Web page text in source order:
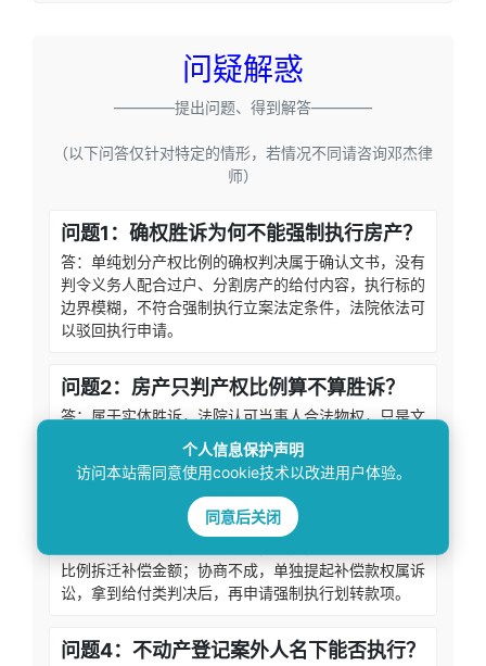
问疑解惑
————提出问题、得到解答————
（以下问答仅针对特定的情形，若情况不同请咨询邓杰律
师）
问题1：确权胜诉为何不能强制执行房产？
答：单纯划分产权比例的确权判决属于确认文书，没有
判令义务人配合过户、分割房产的给付内容，执行标的
边界模糊，不符合强制执行立案法定条件，法院依法可
以驳回执行申请。
问题2：房产只判产权比例算不算胜诉？
答：属于实体胜诉，法院认可当事人合法物权，只是文
书缺少执行要件，无法直接启动强制执行，当事人依旧
享有合法房屋权属，并非维权失败。
问题3：房屋纳入拆迁如何兑现产权份额？
比例拆迁补偿金额；协商不成，单独提起补偿款权属诉
讼，拿到给付类判决后，再申请强制执行划转款项。
问题4：不动产登记案外人名下能否执行？
个人信息保护声明
访问本站需同意使用cookie技术以改进用户体验。
同意后关闭